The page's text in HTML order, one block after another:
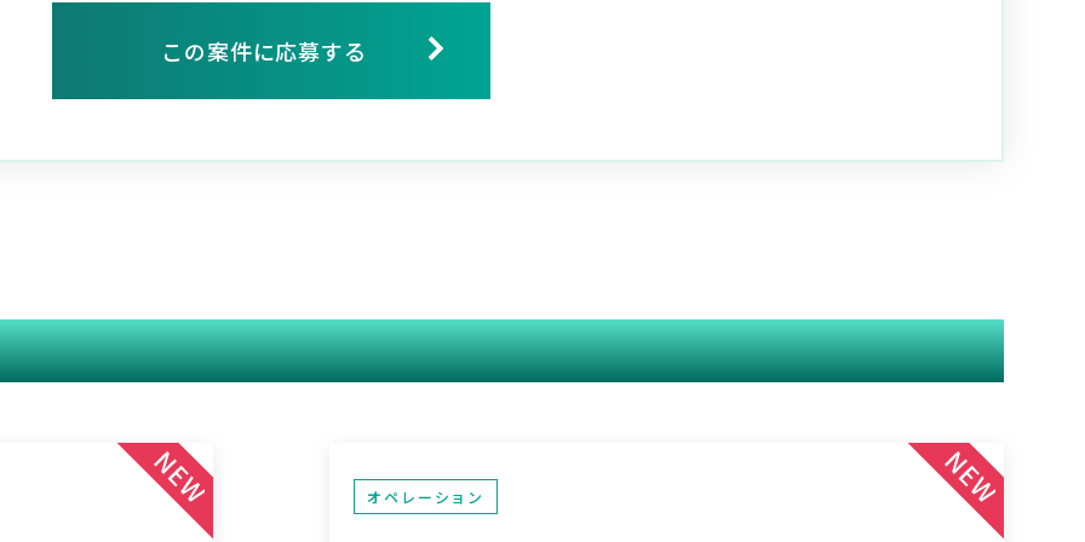
この案件に応募する
関連する案件
オペレーション